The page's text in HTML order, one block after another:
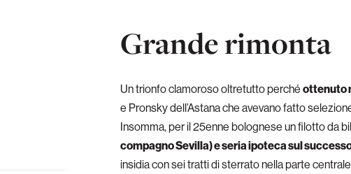
Grande rimonta
Un trionfo clamoroso oltretutto perché ottenuto
e Pronsky dell’Astana che avevano fatto
Insomma, per il 25enne bolognese un filotto da
compagno Sevilla) e seria ipoteca sul
insidia con sei tratti di sterrato nella parte